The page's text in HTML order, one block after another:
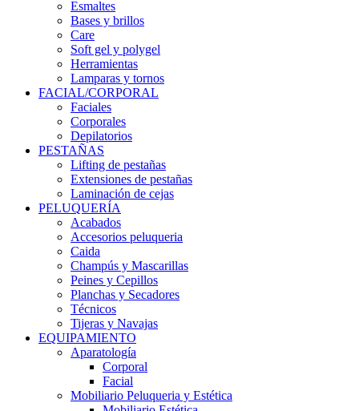
Esmaltes
Bases y brillos
Care
Soft gel y polygel
Herramientas
Lamparas y tornos
FACIAL/CORPORAL
Faciales
Corporales
Depilatorios
PESTAÑAS
Lifting de pestañas
Extensiones de pestañas
Laminación de cejas
PELUQUERÍA
Acabados
Accesorios peluqueria
Caida
Champús y Mascarillas
Peines y Cepillos
Planchas y Secadores
Técnicos
Tijeras y Navajas
EQUIPAMIENTO
Aparatología
Corporal
Facial
Mobiliario Peluqueria y Estética